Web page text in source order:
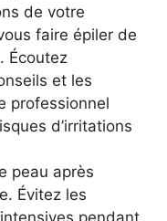
de votre
faire épiler de
Écoutez
et les
professionnel
d’irritations
peau après
Évitez les
pendant